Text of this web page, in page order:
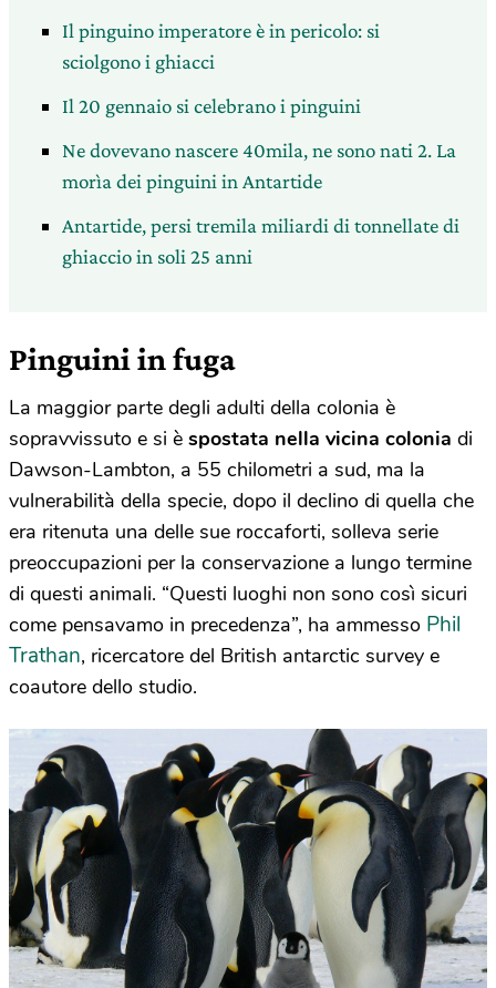
Il pinguino imperatore è in pericolo: si
sciolgono i ghiacci
Il 20 gennaio si celebrano i pinguini
Ne dovevano nascere 40mila, ne sono nati 2. La
morìa dei pinguini in Antartide
Antartide, persi tremila miliardi di tonnellate di
ghiaccio in soli 25 anni
Pinguini in fuga
La maggior parte degli adulti della colonia è
sopravvissuto e si è spostata nella vicina colonia di
Dawson-Lambton, a 55 chilometri a sud, ma la
vulnerabilità della specie, dopo il declino di quella che
era ritenuta una delle sue roccaforti, solleva serie
preoccupazioni per la conservazione a lungo termine
di questi animali. “Questi luoghi non sono così sicuri
come pensavamo in precedenza”, ha ammesso Phil
Trathan, ricercatore del British antarctic survey e
coautore dello studio.